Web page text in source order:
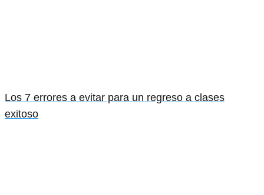
Los 7 errores a evitar para un regreso a clases
exitoso